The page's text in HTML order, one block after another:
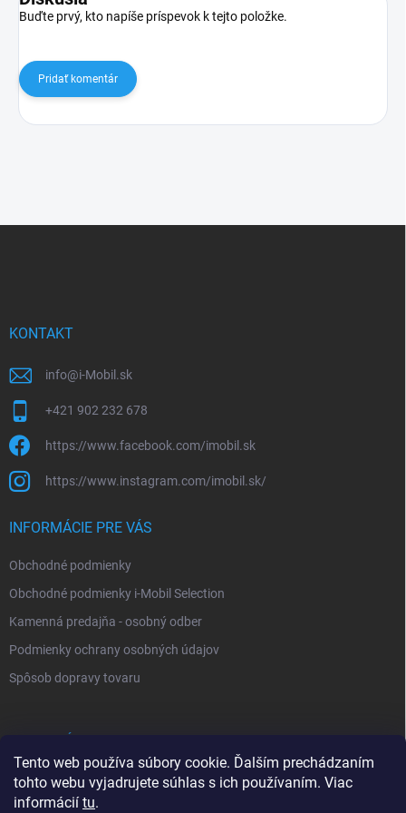
Tento web používa súbory cookie. Ďalším prechádzaním
tohto webu vyjadrujete súhlas s ich používaním. Viac
informácií tu.
Buďte prvý, kto napíše príspevok k tejto položke.
Pridať komentár
KONTAKT
info@i-Mobil.sk
+421 902 232 678
https://www.facebook.com/imobil.sk
https://www.instagram.com/imobil.sk/
INFORMÁCIE PRE VÁS
Obchodné podmienky
Obchodné podmienky i-Mobil Selection
Kamenná predajňa - osobný odber
Podmienky ochrany osobných údajov
Spôsob dopravy tovaru